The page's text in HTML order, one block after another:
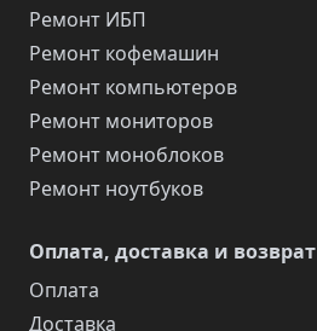
Ремонт ИБП
Ремонт кофемашин
Ремонт компьютеров
Ремонт мониторов
Ремонт моноблоков
Ремонт ноутбуков
Оплата, доставка и возврат
Оплата
Доставка